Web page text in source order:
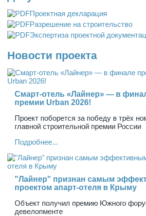
Проектная декларация
Разрешение на строительство
Экспертиза проектной
Новости проекта
Смарт-отель «Лайнер» — в
премии Urban 2026!
Проект поборется за победу в трёх
главной строительной премии России
Подробнее...
"Лайнер" признан самым
проектом апарт-отеля в Крыму
Объект получил премию Южного
девелопменте